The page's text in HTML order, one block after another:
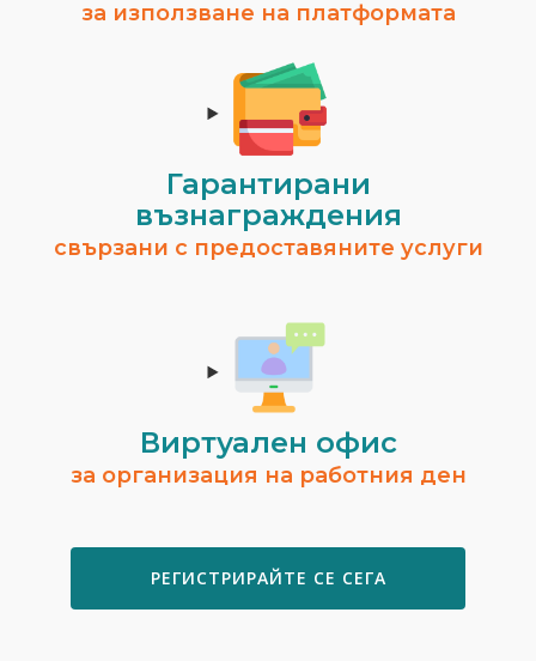
за използване на платформата
Гарантирани
възнаграждения
свързани с предоставяните услуги
Виртуален офис
за организация на работния ден
РЕГИСТРИРАЙТЕ СЕ СЕГА